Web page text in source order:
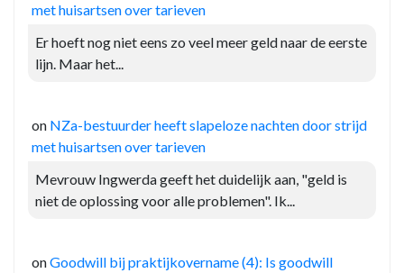
met huisartsen over tarieven
Er hoeft nog niet eens zo veel meer geld naar de eerste
lijn. Maar het...
on NZa-bestuurder heeft slapeloze nachten door strijd
met huisartsen over tarieven
Mevrouw Ingwerda geeft het duidelijk aan, "geld is
niet de oplossing voor alle problemen". Ik...
onGoodwill bij praktijkovername (4): Is goodwill